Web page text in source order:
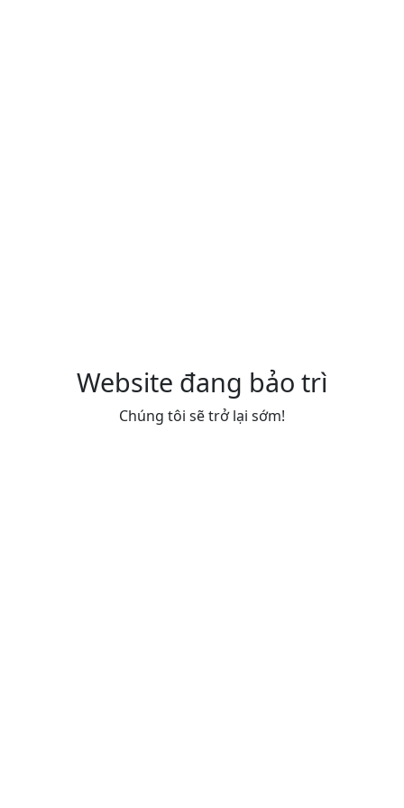
Website đang bảo trì
Chúng tôi sẽ trở lại sớm!